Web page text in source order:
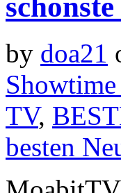
by doa21
TV,
besten